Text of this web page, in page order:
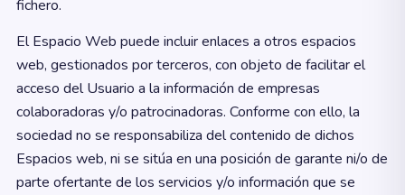
fichero.
El Espacio Web puede incluir enlaces a otros espacios
web, gestionados por terceros, con objeto de facilitar el
acceso del Usuario a la información de empresas
colaboradoras y/o patrocinadoras. Conforme con ello, la
sociedad no se responsabiliza del contenido de dichos
Espacios web, ni se sitúa en una posición de garante ni/o de
parte ofertante de los servicios y/o información que se